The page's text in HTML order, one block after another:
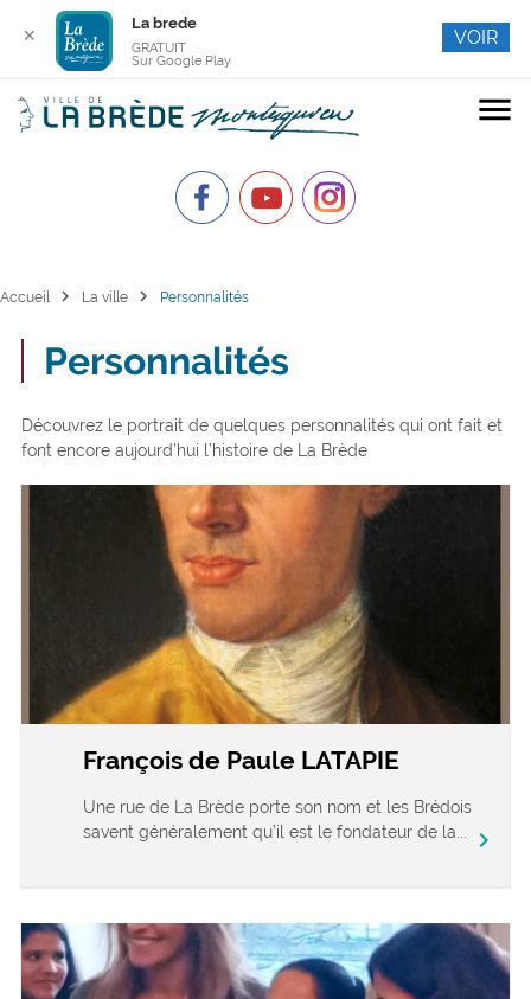
menu
Accueil chevron_right La ville chevron_right Personnalités
Personnalités
Découvrez le portrait de quelques personnalités qui ont fait et
font encore aujourd’hui l’histoire de La Brède
François de Paule LATAPIE
Une rue de La Brède porte son nom et les Brédois
savent généralement qu’il est le fondateur de la...
chevron_right
✕
La brede
GRATUIT
Sur Google Play
VOIR